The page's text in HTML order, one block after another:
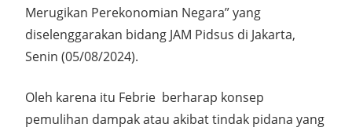
Merugikan Perekonomian Negara” yang
diselenggarakan bidang JAM Pidsus di Jakarta,
Senin (05/08/2024).
Oleh karena itu Febrie berharap konsep
pemulihan dampak atau akibat tindak pidana yang